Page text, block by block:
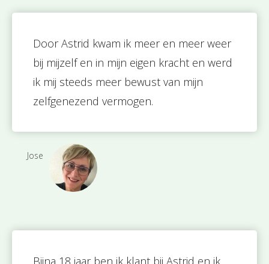
Door Astrid kwam ik meer en meer weer
bij mijzelf en in mijn eigen kracht en werd
ik mij steeds meer bewust van mijn
zelfgenezend vermogen.
Jose
Bijna 18 jaar ben ik klant bij Astrid en ik